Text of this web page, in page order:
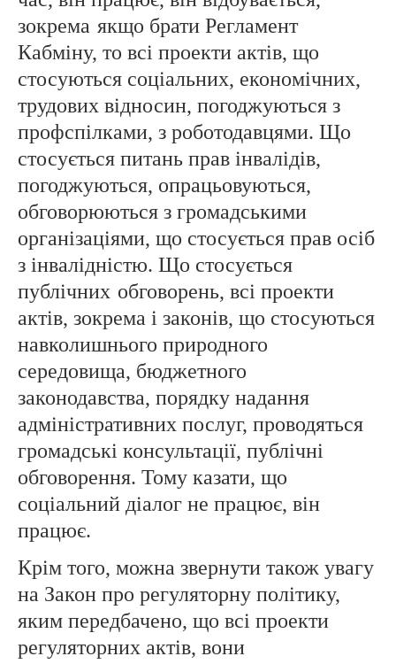
зокрема якщо брати Регламент
Кабміну, то всі проекти актів, що
стосуються соціальних, економічних,
трудових відносин, погоджуються з
профспілками, з роботодавцями. Що
стосується питань прав інвалідів,
погоджуються, опрацьовуються,
обговорюються з громадськими
організаціями, що стосується прав осіб
з інвалідністю. Що стосується
публічних обговорень, всі проекти
актів, зокрема і законів, що стосуються
навколишнього природного
середовища, бюджетного
законодавства, порядку надання
адміністративних послуг, проводяться
громадські консультації, публічні
обговорення. Тому казати, що
соціальний діалог не працює, він
працює.
Крім того, можна звернути також увагу
на Закон про регуляторну політику,
яким передбачено, що всі проекти
регуляторних актів, вони